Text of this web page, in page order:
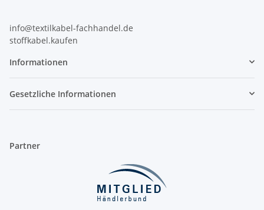
info@textilkabel-fachhandel.de
stoffkabel.kaufen
Informationen
Gesetzliche Informationen
Partner